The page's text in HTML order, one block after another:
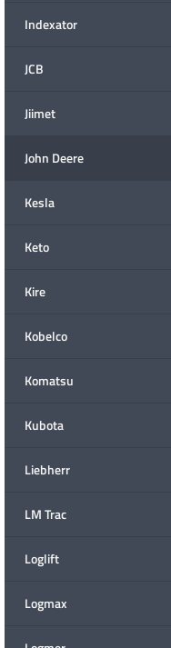
Indexator
JCB
Jiimet
John Deere
Kesla
Keto
Kire
Kobelco
Komatsu
Kubota
Liebherr
LM Trac
Loglift
Logmax